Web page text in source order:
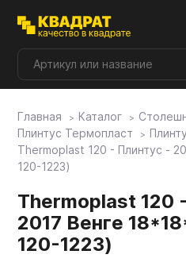
Плитные материалы
Фурнитура
Столешницы
Главная Каталог
Плинтус Термопласт
Thermoplast 120 - Плинтус -
120-1223)
Thermoplast 120
2017 Венге
120-1223)